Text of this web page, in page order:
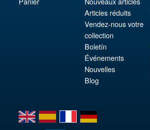
Articles réduits
Vendez-nous votre
collection
Boletín
Événements
Nouvelles
Blog
en es fr de